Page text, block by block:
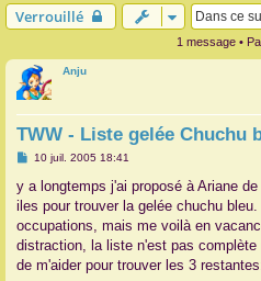
Verrouillé
1 message •
Anju
TWW - Liste gelée Chuchu
M
s
a
g
10 juil. 2005 18:41
y a longtemps j'ai proposé à Ariane
iles pour trouver la gelée chuchu
occupations, mais me voilà en
distraction, la liste n'est pas
de m'aider pour trouver les 3